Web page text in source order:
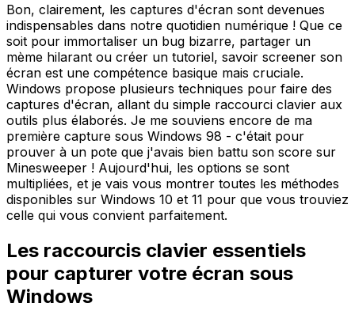
Bon, clairement, les captures d'écran sont devenues
indispensables dans notre quotidien numérique ! Que ce
soit pour immortaliser un bug bizarre, partager un
mème hilarant ou créer un tutoriel, savoir screener son
écran est une compétence basique mais cruciale.
Windows propose plusieurs techniques pour faire des
captures d'écran, allant du simple raccourci clavier aux
outils plus élaborés. Je me souviens encore de ma
première capture sous Windows 98 - c'était pour
prouver à un pote que j'avais bien battu son score sur
Minesweeper ! Aujourd'hui, les options se sont
multipliées, et je vais vous montrer toutes les méthodes
disponibles sur Windows 10 et 11 pour que vous trouviez
celle qui vous convient parfaitement.
Les raccourcis clavier essentiels
pour capturer votre écran sous
Windows